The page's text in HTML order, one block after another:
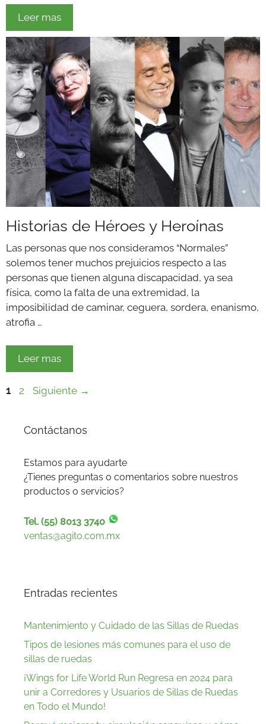
Leer mas
Historias de Héroes y Heroínas
Las personas que nos consideramos “Normales”
solemos tener muchos prejuicios respecto a las
personas que tienen alguna discapacidad, ya sea
física, como la falta de una extremidad, la
imposibilidad de caminar, ceguera, sordera, enanismo,
atrofia …
Leer mas
Página
1 Página
2 Siguiente →
Contáctanos
Estamos para ayudarte
¿Tienes preguntas o comentarios sobre nuestros
productos o servicios?
Tel. (55) 8013 3740
ventas@agito.com.mx
Entradas recientes
Mantenimiento y Cuidado de las Sillas de Ruedas
Tipos de lesiones más comunes para el uso de
sillas de ruedas
¡Wings for Life World Run Regresa en 2024 para
unir a Corredores y Usuarios de Sillas de Ruedas
en Todo el Mundo!